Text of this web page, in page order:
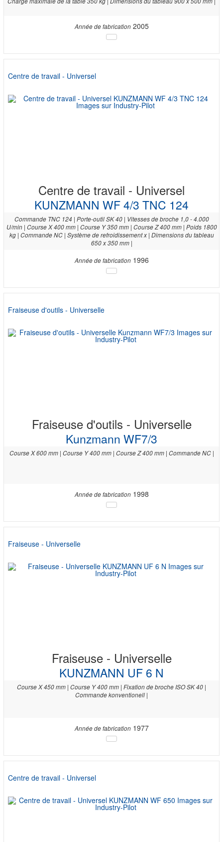
Année de fabrication2005
Centre de travail - Universel
Centre de travail - Universel
KUNZMANN WF 4/3 TNC 124
Commande TNC 124 | Porte-outil SK 40 | Vitesses de broche 1,0 - 4.000
U/min | Course X 400 mm | Course Y 350 mm | Course Z 400 mm | Poids 1800
kg | Commande NC | Système de refroidissement x | Dimensions du tableau
650 x 350 mm |
Année de fabrication1996
Fraiseuse d'outils - Universelle
Fraiseuse d'outils - Universelle
Kunzmann WF7/3
Course X 600 mm | Course Y 400 mm | Course Z 400 mm | Commande NC |
Année de fabrication1998
Fraiseuse - Universelle
Fraiseuse - Universelle
KUNZMANN UF 6 N
Course X 450 mm | Course Y 400 mm | Fixation de broche ISO SK 40 |
Commande konventionell |
Année de fabrication1977
Centre de travail - Universel